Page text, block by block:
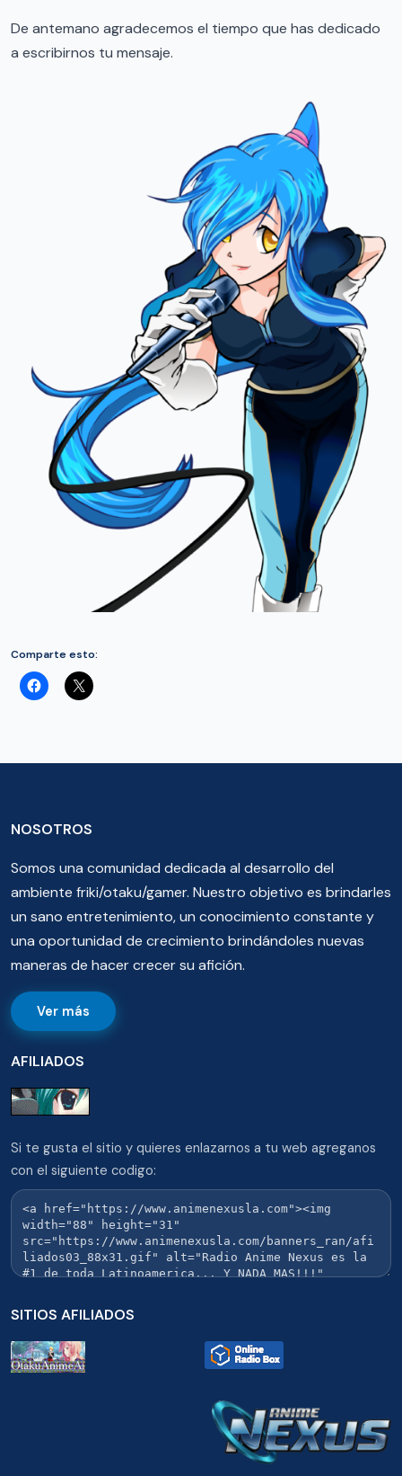
De antemano agradecemos el tiempo que has dedicado
a escribirnos tu mensaje.
Comparte esto:
NOSOTROS
Somos una comunidad dedicada al desarrollo del
ambiente friki/otaku/gamer. Nuestro objetivo es brindarles
un sano entretenimiento, un conocimiento constante y
una oportunidad de crecimiento brindándoles nuevas
maneras de hacer crecer su afición.
Ver más
AFILIADOS
Si te gusta el sitio y quieres enlazarnos a tu web agreganos
con el siguiente codigo:
SITIOS AFILIADOS